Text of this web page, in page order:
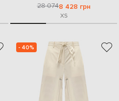
28 0748 428 грн
XS
- 40%